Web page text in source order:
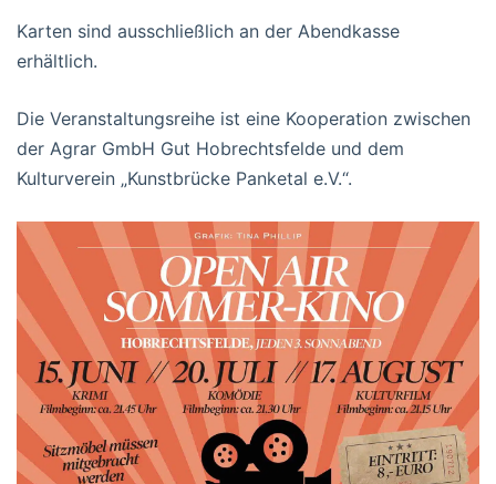
Karten sind ausschließlich an der Abendkasse
erhältlich.
Die Veranstaltungsreihe ist eine Kooperation zwischen
der Agrar GmbH Gut Hobrechtsfelde und dem
Kulturverein „Kunstbrücke Panketal e.V.“.